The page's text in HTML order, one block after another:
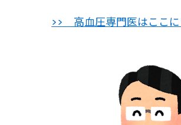
>> 高血圧専門医はここに